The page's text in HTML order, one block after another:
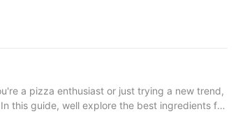
a pizza enthusiast or just trying a new trend,
this guide, well explore the best ingredients for